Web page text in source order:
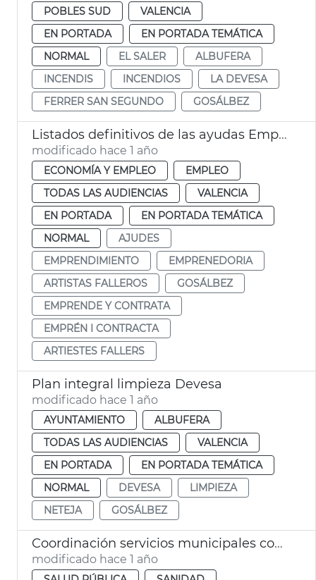
POBLES SUD
VALENCIA
EN PORTADA
EN PORTADA TEMÁTICA
NORMAL
EL SALER
ALBUFERA
INCENDIS
INCENDIOS
LA DEVESA
FERRER SAN SEGUNDO
GOSÁLBEZ
Listados definitivos de las ayudas Emprende y Contrata y Artistas Falleros
modificado hace 1 año
ECONOMÍA Y EMPLEO
EMPLEO
TODAS LAS AUDIENCIAS
VALENCIA
EN PORTADA
EN PORTADA TEMÁTICA
NORMAL
AJUDES
EMPRENDIMIENTO
EMPRENEDORIA
ARTISTAS FALLEROS
GOSÁLBEZ
EMPRENDE Y CONTRATA
EMPRÉN I CONTRACTA
ARTIESTES FALLERS
Plan integral limpieza Devesa
modificado hace 1 año
AYUNTAMIENTO
ALBUFERA
TODAS LAS AUDIENCIAS
VALENCIA
EN PORTADA
EN PORTADA TEMÁTICA
NORMAL
DEVESA
LIMPIEZA
NETEJA
GOSÁLBEZ
Coordinación servicios municipales control eclosión insectos
modificado hace 1 año